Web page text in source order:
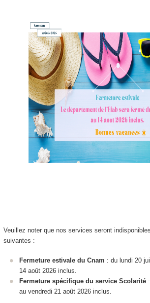
Veuillez noter que nos services seront
suivantes :
Fermeture estivale du Cnam : du lundi 20
14 août 2026 inclus.
Fermeture spécifique du service Scolarité
au vendredi 21 août 2026 inclus.